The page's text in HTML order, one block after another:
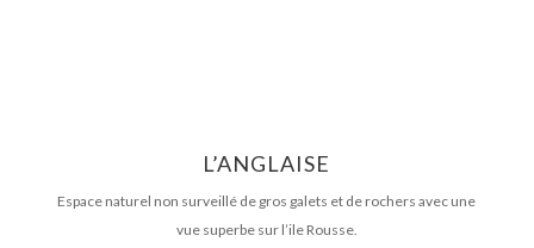
L’ANGLAISE
Espace naturel non surveillé de gros galets et de rochers avec une
vue superbe sur l’ile Rousse.